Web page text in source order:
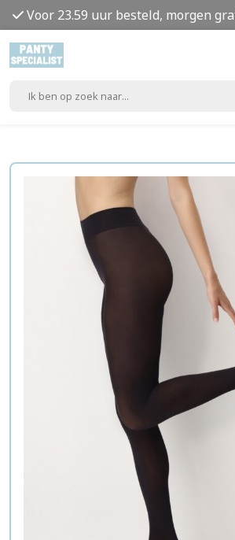
Voor 23.59 uur besteld, morgen